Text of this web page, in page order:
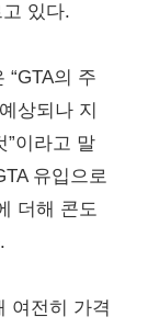
있다.
“GTA의 주
상되나 지
”이라고 말
유입으로
더해 콘도
여전히 가격